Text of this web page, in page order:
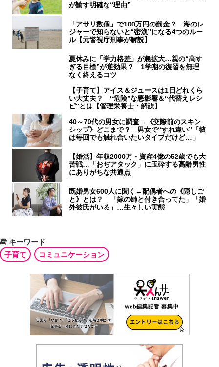
が諭す明確な“理由”
「アサリ数個」で100万円の罰金？ 海のレ
ジャーで知らないと“密漁”になる4つのルー
ル【元警視庁刑事が解説】
夏休みに「学力格差」が急拡大…親の“高す
ぎる目標”が逆効果？ 1学期の復習を無理
なく終えるコツ
【子育て】アイス＆ジュースは1日どれくら
い大丈夫？ “危険”な悪影響＆“代替えレシ
ピ”とは【管理栄養士・解説】
40～70代の男女に調査→《交際前のスキン
シップ》どこまで？ 男女で“すれ違い”「彼
は毎回でも触れ合いたいタイプだけど…」
【婚活】年収2000万・資産4億の52歳でも大
苦戦…「おぢアタック」に玉砕する高齢男性
にありがちな共通点
既婚男女600人に聞く→配偶者への《隠しご
と》とは？ 「嫁の姉と付き合ってた」「婚
外彼氏がいる」…生々しい実態
キーワード
子育て
コミュニケーション